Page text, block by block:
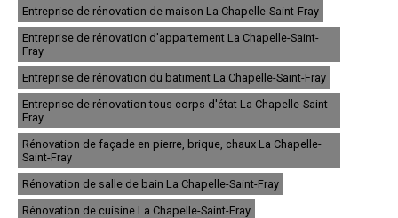
- Entreprise de rénovation immobilière à Allonnes
- Entreprise de rénovation immobilière à La Ferté-Bernard
- Entreprise de rénovation immobilière à Coulaines
- Entreprise de rénovation immobilière à Mamers
- Entreprise de rénovation immobilière à Arnage
- Entreprise de rénovation immobilière à Parigné-l'Évêque
- Entreprise de rénovation immobilière à Écommoy
- Entreprise de rénovation immobilière à Mulsanne
- Entreprise de rénovation immobilière à Yvré-l'Évêque
- Entreprise de rénovation immobilière à Bonnétable
- Entreprise de rénovation immobilière à Le Lude
- Entreprise de rénovation immobilière à La Suze-sur-Sarthe
Entreprise de rénovation de maison La Chapelle-Saint-Fray
Entreprise de rénovation d'appartement La Chapelle-Saint-
Fray
Entreprise de rénovation du batiment La Chapelle-Saint-Fray
Entreprise de rénovation tous corps d'état La Chapelle-Saint-
Fray
Rénovation de façade en pierre, brique, chaux La Chapelle-
Saint-Fray
Rénovation de salle de bain La Chapelle-Saint-Fray
Rénovation de cuisine La Chapelle-Saint-Fray